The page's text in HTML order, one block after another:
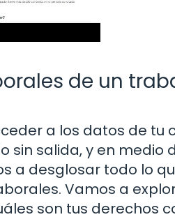
de un
a los datos de tu
sin salida, y en medio
a desglosar todo lo
Vamos a
son tus derechos